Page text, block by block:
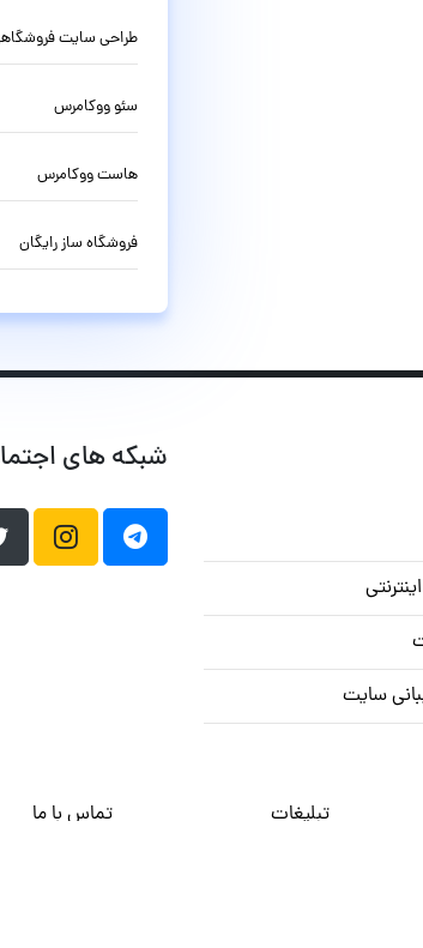
طراحی سایت
سئو ووکامرس
هاست ووکامرس
فروشگاه ساز رایگان
سایت
شبکه های
تبلیغات تماس با ما